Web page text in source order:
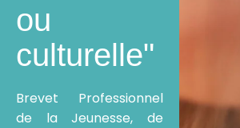
ou
culturelle"
Brevet Professionnel
de la Jeunesse, de